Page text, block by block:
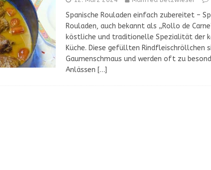
liegt in der Schale MEERESFRÜCHTE
OBST & GEMÜSE
Spanische Rouladen einfach zubereitet –
Rouladen, auch bekannt als „Rollo de
köstliche und traditionelle Spezialität der
Küche. Diese gefüllten Rindfleischröllchen
Gaumenschmaus und werden oft zu
Anlässen […]